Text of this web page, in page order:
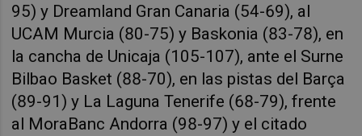
95) y Dreamland Gran Canaria (54-69), al
UCAM Murcia (80-75) y Baskonia (83-78), en
la cancha de Unicaja (105-107), ante el Surne
Bilbao Basket (88-70), en las pistas del Barça
(89-91) y La Laguna Tenerife (68-79), frente
al MoraBanc Andorra (98-97) y el citado